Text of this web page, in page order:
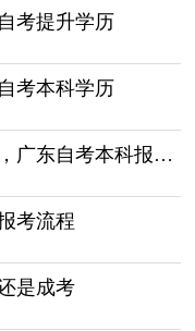
考提升学历
考本科学历
广东自考本科报名时间2024年，广东自考本科报名时间2024年4月
考流程
是成考